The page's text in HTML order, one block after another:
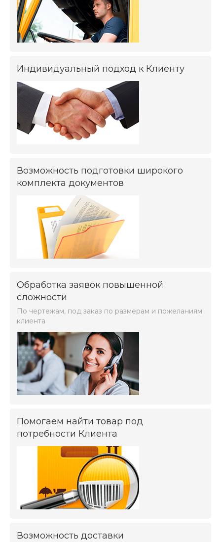
Индивидуальный подход к Клиенту
Возможность подготовки широкого
комплекта документов
Обработка заявок повышенной
сложности
По чертежам, под заказ по размерам и пожеланиям
клиента
Помогаем найти товар под
потребности Клиента
Возможность доставки